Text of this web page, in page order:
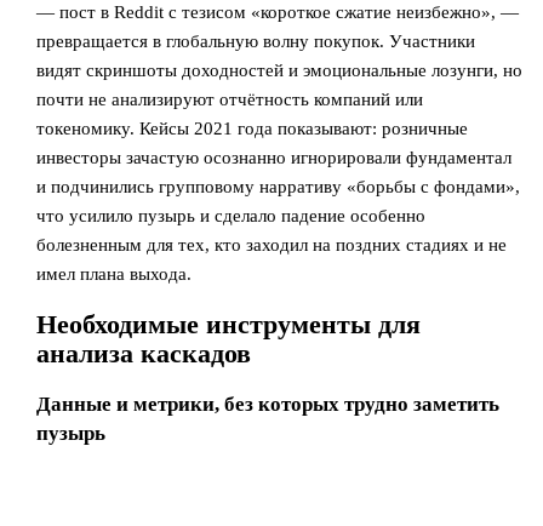
— пост в Reddit с тезисом «короткое сжатие неизбежно», —
превращается в глобальную волну покупок. Участники
видят скриншоты доходностей и эмоциональные лозунги, но
почти не анализируют отчётность компаний или
токеномику. Кейсы 2021 года показывают: розничные
инвесторы зачастую осознанно игнорировали фундаментал
и подчинились групповому нарративу «борьбы с фондами»,
что усилило пузырь и сделало падение особенно
болезненным для тех, кто заходил на поздних стадиях и не
имел плана выхода.
Необходимые инструменты для
анализа каскадов
Данные и метрики, без которых трудно заметить
пузырь